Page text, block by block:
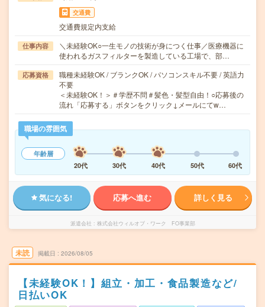
交通費
交通費規定内支給
仕事内容
＼未経験OK○一生モノの技術が身につく仕事／医療機器に
使われるガスフィルターを製造している工場で、部…
応募資格
職種未経験OK / ブランクOK / パソコンスキル不要 / 英語力
不要
＜未経験OK！＞＃学歴不問＃髪色・髪型自由！○応募後の
流れ「応募する」ボタンをクリック↓メールにてw…
職場の雰囲気
年齢層
20代
30代 40代 50代 60代
気になる! 応募へ進む 詳しく見る
派遣会社 株式会社ウィルオブ・ワーク FO事業部
未読 掲載日 2026/08/05
【未経験OK！】組立・加工・食品製造など/
日払いOK